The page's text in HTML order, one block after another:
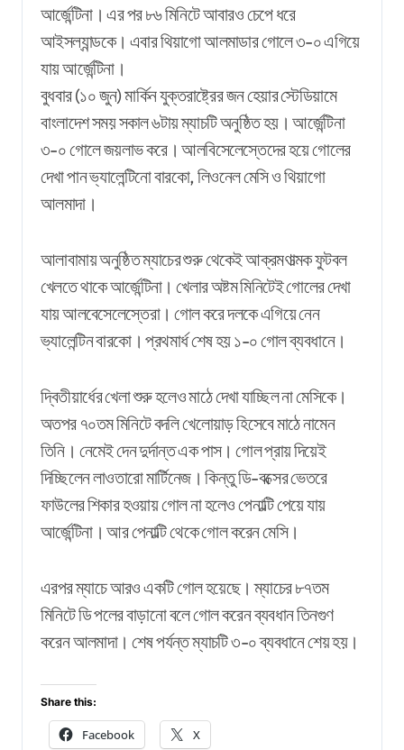
আর্জেন্টিনা। এর পর ৮৬ মিনিটে আবারও চেপে ধরে
আইসল্যান্ডকে। এবার থিয়াগো আলমাডার গোলে ৩-০ এগিয়ে
যায় আর্জেন্টিনা।
বুধবার (১০ জুন) মার্কিন যুক্তরাষ্ট্রের জন হেয়ার স্টেডিয়ামে
বাংলাদেশ সময় সকাল ৬টায় ম্যাচটি অনুষ্ঠিত হয়। আর্জেন্টিনা
৩-০ গোলে জয়লাভ করে। আলবিসেলেস্তেদের হয়ে গোলের
দেখা পান ভ্যালেন্টিনো বারকো, লিওনেল মেসি ও থিয়াগো
আলমাদা।
আলাবামায় অনুষ্ঠিত ম্যাচের শুরু থেকেই আক্রমণাত্মক ফুটবল
খেলতে থাকে আর্জেন্টিনা। খেলার অষ্টম মিনিটেই গোলের দেখা
যায় আলবেসেলেস্তেরা। গোল করে দলকে এগিয়ে নেন
ভ্যালেন্টিন বারকো। প্রথমার্ধ শেষ হয় ১-০ গোল ব্যবধানে।
দ্বিতীয়ার্ধের খেলা শুরু হলেও মাঠে দেখা যাচ্ছিল না মেসিকে।
অতপর ৭০তম মিনিটে বদলি খেলোয়াড় হিসেবে মাঠে নামেন
তিনি। নেমেই দেন দুর্দান্ত এক পাস। গোল প্রায় দিয়েই
দিচ্ছিলেন লাওতারো মার্টিনেজ। কিন্তু ডি-বক্সের ভেতরে
ফাউলের শিকার হওয়ায় গোল না হলেও পেনাল্টি পেয়ে যায়
আর্জেন্টিনা। আর পেনাল্টি থেকে গোল করেন মেসি।
এরপর ম্যাচে আরও একটি গোল হয়েছে। ম্যাচের ৮৭তম
মিনিটে ডি পলের বাড়ানো বলে গোল করেন ব্যবধান তিনগুণ
করেন আলমাদা। শেষ পর্যন্ত ম্যাচটি ৩-০ ব্যবধানে শেয় হয়।
Share this:
Facebook X